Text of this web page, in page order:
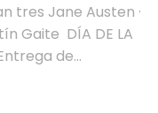
tres Jane Austen ·
Gaite DÍA DE LA
de...